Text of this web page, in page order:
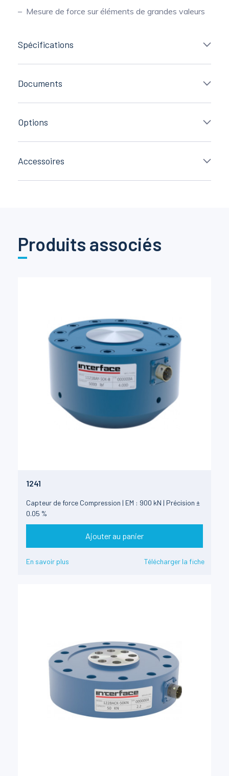
Mesure de force sur éléments de grandes valeurs
Spécifications
Documents
Options
Accessoires
Produits associés
1241
Capteur de force Compression | EM : 900 kN | Précision ±
0.05 %
Ajouter au panier
En savoir plus Télécharger la fiche